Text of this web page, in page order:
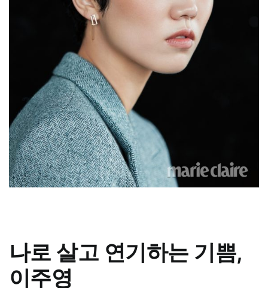
나로 살고 연기하는 기쁨,
이주영